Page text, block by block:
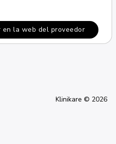
en la web del proveedor
Klinikare © 2026